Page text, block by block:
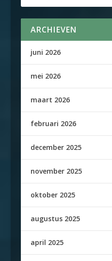
ARCHIEVEN
juni 2026
mei 2026
maart 2026
februari 2026
december 2025
november 2025
oktober 2025
augustus 2025
april 2025